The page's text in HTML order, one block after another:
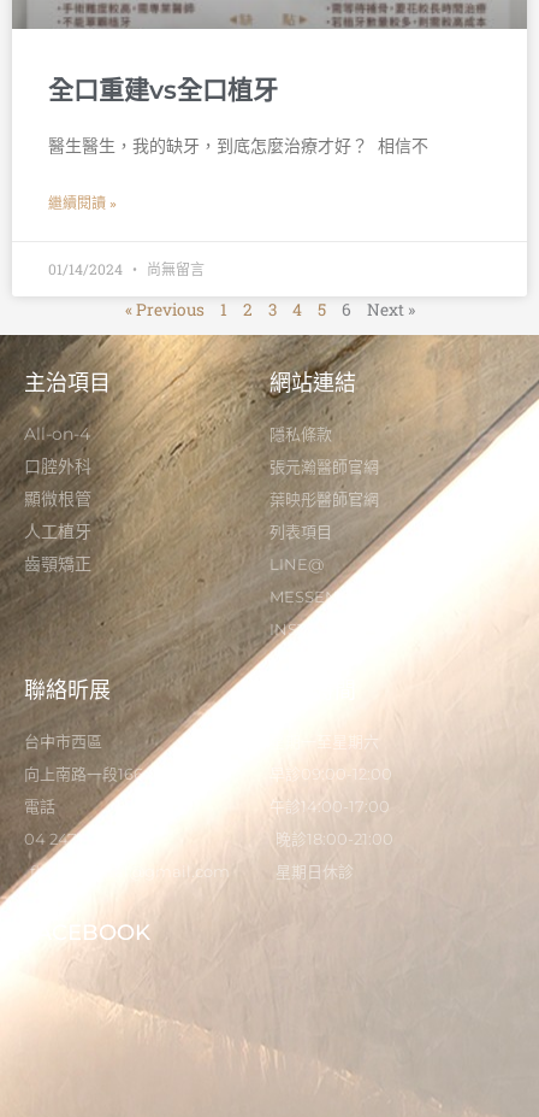
全口重建vs全口植牙
醫生醫生，我的缺牙，到底怎麼治療才好？ 󠀠 相信不
繼續閱讀 »
01/14/2024 尚無留言
« Previous 1 2 3 4 5 6 Next »
主治項目
All-on-4
口腔外科
顯微根管
人工植牙
齒顎矯正
網站連結
隱私條款
張元瀚醫師官網
葉映彤醫師官網
列表項目
LINE@
MESSENGER
INSTAGRAM
聯絡昕展
台中市西區
向上南路一段166-5號
電話
04 2473 0325
flystardental@gmail.com
星期一至星期六
早診09:00-12:00
午診14:00-17:00
晚診18:00-21:00
星期日休診
FACEBOOK